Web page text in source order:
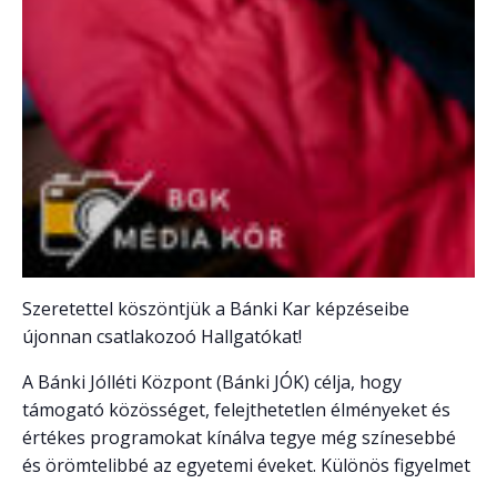
Szeretettel köszöntjük a Bánki Kar képzéseibe
újonnan csatlakozoó Hallgatókat!
A Bánki Jólléti Központ (Bánki JÓK) célja, hogy
támogató közösséget, felejthetetlen élményeket és
értékes programokat kínálva tegye még színesebbé
és örömtelibbé az egyetemi éveket. Különös figyelmet